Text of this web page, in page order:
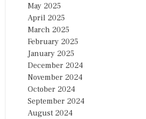
May 2025
April 2025
March 2025
February 2025
January 2025
December 2024
November 2024
October 2024
September 2024
August 2024